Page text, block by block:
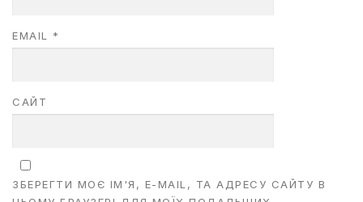
EMAIL *
САЙТ
ЗБЕРЕГТИ МОЄ ІМ'Я, E-MAIL, ТА АДРЕСУ САЙТУ В